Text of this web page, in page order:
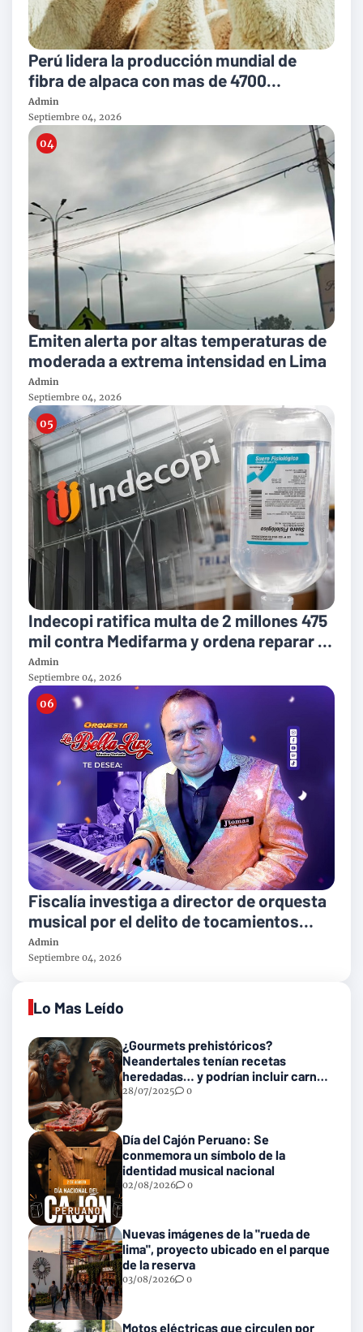
Perú lidera la producción mundial de
fibra de alpaca con mas de 4700
toneladas al año
Admin
Septiembre 04, 2026
Emiten alerta por altas temperaturas de
moderada a extrema intensidad en Lima
Admin
Septiembre 04, 2026
Indecopi ratifica multa de 2 millones 475
mil contra Medifarma y ordena reparar a
victimas del suero defectuoso
Admin
Septiembre 04, 2026
Fiscalía investiga a director de orquesta
musical por el delito de tocamientos
indebidos
Admin
Septiembre 04, 2026
Lo Mas Leído
¿Gourmets prehistóricos?
Neandertales tenían recetas
heredadas… y podrían incluir carne
con gusanos
28/07/2025 0
Día del Cajón Peruano: Se
conmemora un símbolo de la
identidad musical nacional
02/08/2026 0
Nuevas imágenes de la "rueda de
lima", proyecto ubicado en el parque
de la reserva
03/08/2026 0
Motos eléctricas que circulen por